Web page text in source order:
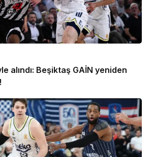
alındı: Beşiktaş GAİN yeniden